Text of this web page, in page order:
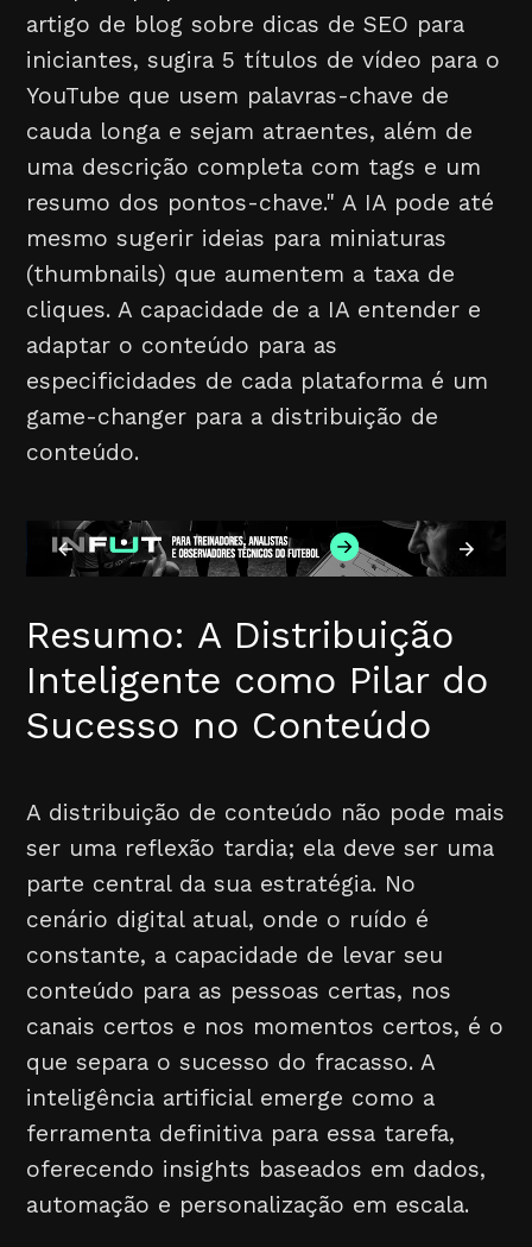
artigo de blog sobre dicas de SEO para
iniciantes, sugira 5 títulos de vídeo para o
YouTube que usem palavras-chave de
cauda longa e sejam atraentes, além de
uma descrição completa com tags e um
resumo dos pontos-chave." A IA pode até
mesmo sugerir ideias para miniaturas
(thumbnails) que aumentem a taxa de
cliques. A capacidade de a IA entender e
adaptar o conteúdo para as
especificidades de cada plataforma é um
game-changer para a distribuição de
conteúdo.
Resumo: A Distribuição
Inteligente como Pilar do
Sucesso no Conteúdo
A distribuição de conteúdo não pode mais
ser uma reflexão tardia; ela deve ser uma
parte central da sua estratégia. No
cenário digital atual, onde o ruído é
constante, a capacidade de levar seu
conteúdo para as pessoas certas, nos
canais certos e nos momentos certos, é o
que separa o sucesso do fracasso. A
inteligência artificial emerge como a
ferramenta definitiva para essa tarefa,
oferecendo insights baseados em dados,
automação e personalização em escala.